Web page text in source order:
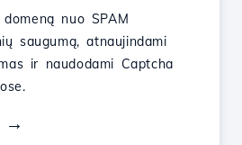
nuo SPAM
saugumą, atnaujindami
ir naudodami Captcha